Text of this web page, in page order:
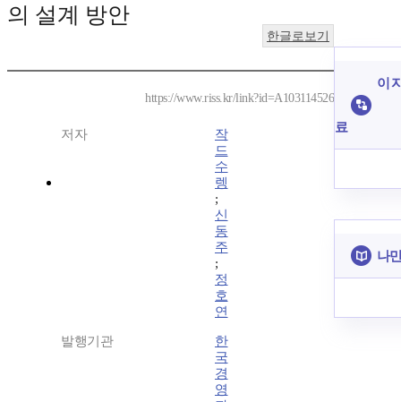
의 설계 방안
한글로보기
https://www.riss.kr/link?id=A103114526
저자
작
드
수
렝
;
신
동
주
;
정
호
연
발행기관
한
국
경
영
이
료
나